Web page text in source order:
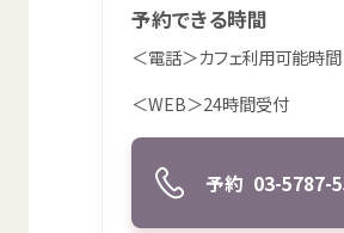
予約できる時間
＜電話＞カフェ利用可能時間
＜WEB＞24時間受付
予約 03-5787-